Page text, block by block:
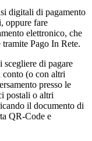
digitali di pagamento
oppure fare
elettronico, che
Pago In Rete.
scegliere di pagare
conto (o con altri
presso le
postali o altri
il documento di
QR-Code e